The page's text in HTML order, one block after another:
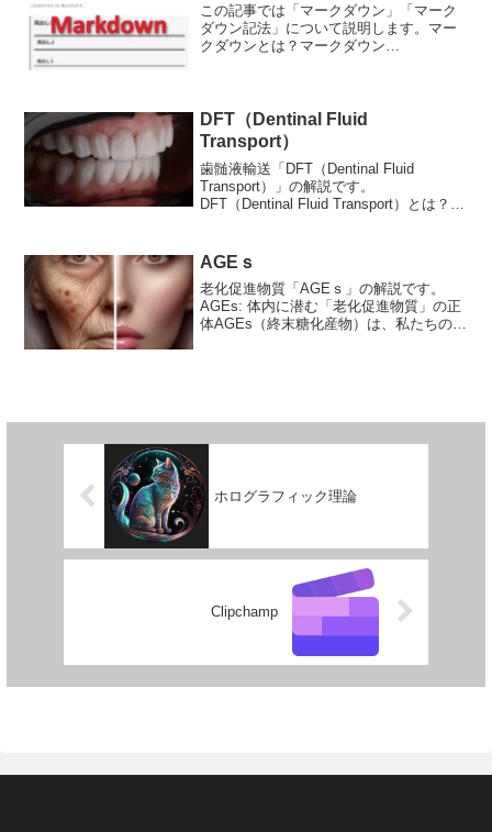
この記事では「マークダウン」「マーク
ダウン記法」について説明します。マー
クダウンとは？マークダウン
る文書を作成できるようにす...
DFT（Dentinal Fluid
Transport）
歯髄液輸送「DFT（Dentinal Fluid
Transport）」の解説です。
DFT（Dentinal Fluid Transport）とは？
AGEｓ
老化促進物質「AGEｓ」の解説です。
AGEs: 体内に潜む「老化促進物質」の正
体AGEs（終末糖化産物）は、私たちの体
ホログラフィック理論
Clipchamp